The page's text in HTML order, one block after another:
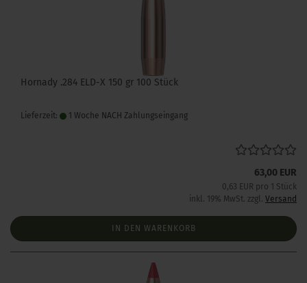
Hornady .284 ELD-X 150 gr 100 Stück
Lieferzeit: 1 Woche NACH Zahlungseingang
63,00 EUR
0,63 EUR pro 1 Stück
inkl. 19% MwSt. zzgl. Versand
IN DEN WARENKORB